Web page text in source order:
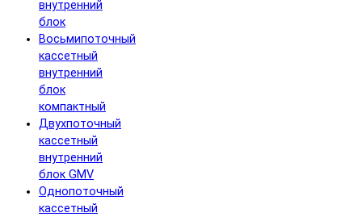
внутренний
блок
Восьмипоточный
кассетный
внутренний
блок
компактный
Двухпоточный
кассетный
внутренний
блок GMV
Однопоточный
кассетный